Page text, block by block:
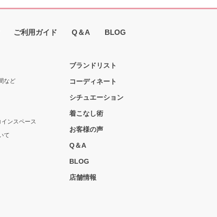
ご利用ガイド Q＆A BLOG
など
ンスペース
て
ブランドリスト
コーディネート
シチュエーション
着こなし術
お客様の声
Q＆A
BLOG
店舗情報